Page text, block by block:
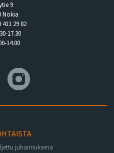
9
Nokia
29 82
17.30
14.00
juhannuksena